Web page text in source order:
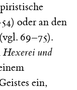
oder an den
(vgl. 69–75).
Hexerei und
ein,